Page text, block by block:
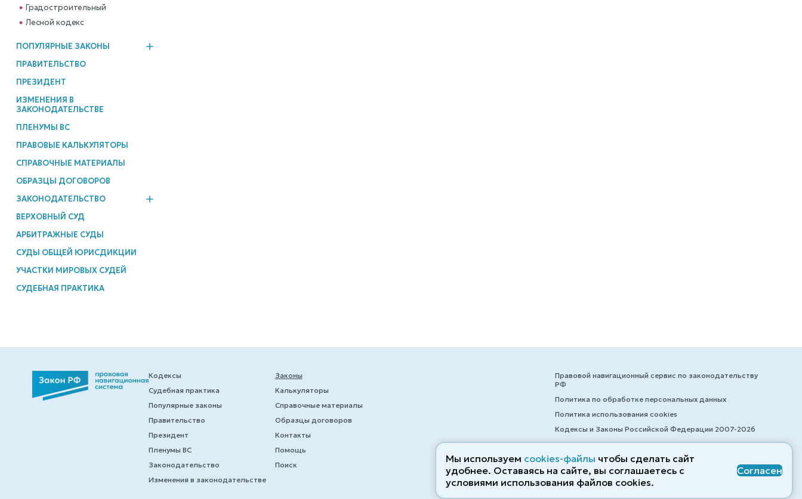
Градостроительный
Лесной кодекс
ПОПУЛЯРНЫЕ ЗАКОНЫ
ПРАВИТЕЛЬСТВО
ПРЕЗИДЕНТ
ИЗМЕНЕНИЯ В
ЗАКОНОДАТЕЛЬСТВЕ
ПЛЕНУМЫ ВС
ПРАВОВЫЕ КАЛЬКУЛЯТОРЫ
СПРАВОЧНЫЕ МАТЕРИАЛЫ
ОБРАЗЦЫ ДОГОВОРОВ
ЗАКОНОДАТЕЛЬСТВО
ВЕРХОВНЫЙ СУД
АРБИТРАЖНЫЕ СУДЫ
СУДЫ ОБЩЕЙ ЮРИСДИКЦИИ
УЧАСТКИ МИРОВЫХ СУДЕЙ
СУДЕБНАЯ ПРАКТИКА
Кодексы
Судебная практика
Популярные законы
Правительство
Президент
Пленумы ВС
Законодательство
Изменения в законодательстве
Законы
Калькуляторы
Справочные материалы
Образцы договоров
Контакты
Помощь
Поиск
Правовой навигационный сервис по законодательству
РФ
Политика по обработке персональных данных
Политика использования cookies
Кодексы и Законы Российской Федерации 2007-2026
© ZAKONRF.INFO
Мы используем cookies-файлы чтобы сделать сайт
удобнее. Оставаясь на сайте, вы соглашаетесь с
условиями использования файлов cооkies.
Согласен